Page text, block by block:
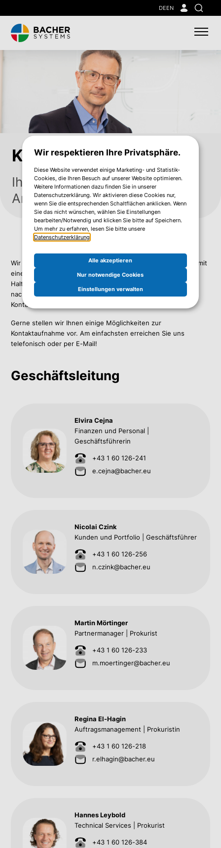
to
main
content
DEEN
Suche
Kontakt
Ihre persönlichen
Ansprechpartner
Wir kommunizieren gerne direkt: Bevorzugen Sie ein Thema mit
einem Mitglied unserer Geschäftsleitung zu besprechen?
Halten Sie nach einer innovativen IT-Lösung Ausschau oder
nach Experten, die Sie dabei unterstützen? Suchen Sie eine
Kontaktperson für Ihre Presseanfrage oder Bewerbung?
Gerne stellen wir Ihnen einige Möglichkeiten zur
Kontaktaufnahme vor. Am einfachsten erreichen Sie uns
telefonisch oder per E-Mail!
Geschäftsleitung
Elvira Cejna
Finanzen und Personal |
Geschäftsführerin
+43 1 60 126-241
e.cejna@bacher.eu
Nicolai Czink
Kunden und Portfolio | Geschäftsführer
+43 1 60 126-256
n.czink@bacher.eu
Martin Mörtinger
Partnermanager | Prokurist
+43 1 60 126-233
m.moertinger@bacher.eu
Regina El-Hagin
Auftragsmanagement | Prokuristin
+43 1 60 126-218
r.elhagin@bacher.eu
Hannes Leybold
Technical Services | Prokurist
+43 1 60 126-384
Wir respektieren Ihre Privatsphäre.
Diese Website verwendet einige Marketing- und Statistik-
Cookies, die Ihren Besuch auf unserer Website optimieren.
Weitere Informationen dazu finden Sie in unserer
Datenschutzerklärung. Wir aktivieren diese Cookies nur,
wenn Sie die entsprechenden Schaltflächen anklicken. Wenn
Sie das nicht wünschen, wählen Sie Einstellungen
bearbeiten/Notwendig und klicken Sie bitte auf Speichern.
Um mehr zu erfahren, lesen Sie bitte unsere
Datenschutzerklärung.
Alle akzeptieren
Nur notwendige Cookies
Einstellungen verwalten